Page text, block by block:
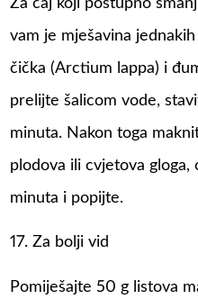
Za čaj koji postupno
vam je mješavina
čička (Arctium lappa) i
prelijte šalicom vode,
minuta. Nakon toga
plodova ili cvjetova
minuta i popijte.
17. Za bolji vid
Pomiješajte 50 g listova